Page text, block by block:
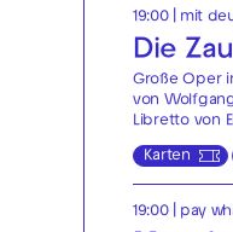
19:00| mit
Die
Große Oper
von
Libretto von
Karten
19:00 | pay